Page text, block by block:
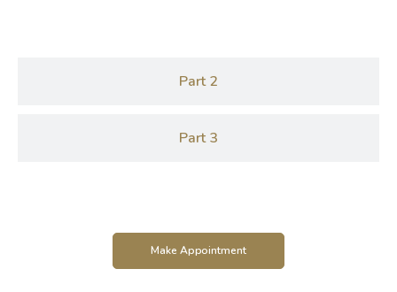
Part 2
Part 3
Make Appointment